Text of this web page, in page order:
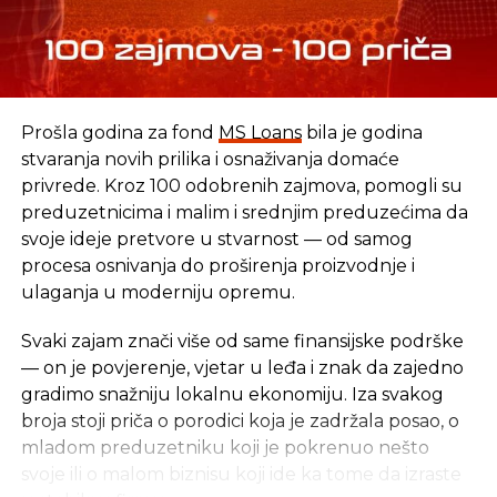
poželjno je da je njihov broj što veći, jer se time
smanjuje tržišna moć velikih banaka, koje bi, u
protivnom, imale monopolistički položaj na tržištu.
Ako bi broj banaka bio sveden na četiri ili pet, na
potpunosti kontrolisale tržište i određivale cijenu
kredita koji bi bili znatno skuplji, jer se one
finansiraju iz inostranstva. Potrebno nam je više
jačih i većih domaćih privatnih banaka i u tom
slučaju bi nam bilo dovoljno četiri ili pet tih
institucija, ali činjenica je da se sve domaće privatne
banke, prije ili kasnije, ugase“, kaže Đogo.
Agencija za bankarstvo FBiH oduzela je 2013.
godine dozvolu za rad Postbanci BH iz Sarajeva i
otvorila postupak njene likvidacije. Dozvolu za rad
godinu ranije izgubila je i Hercegovačka banka iz
Mostara. Na osnovu odluke Agencije za bankarstvo
Prošla godina za fond MS Loansbila je godina
stvaranja novih prilika i osnaživanja domaće
privrede. Kroz 100 odobrenih zajmova, pomogli su
preduzetnicima i malim i srednjim preduzećima da
svoje ideje pretvore u stvarnost — od samog
procesa osnivanja do proširenja proizvodnje i
ulaganja u moderniju opremu.
Svaki zajam znači više od same finansijske podrške
— on je povjerenje, vjetar u leđa i znak da zajedno
gradimo snažniju lokalnu ekonomiju. Iza svakog
broja stoji priča o porodici koja je zadržala posao, o
mladom preduzetniku koji je pokrenuo nešto
svoje ili o malom biznisu koji ide ka tome da izraste